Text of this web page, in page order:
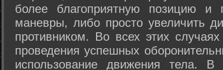
более благоприятную позицию и
маневры, либо просто увеличить
противником. Во всех этих
проведения успешных
использование движения тела.